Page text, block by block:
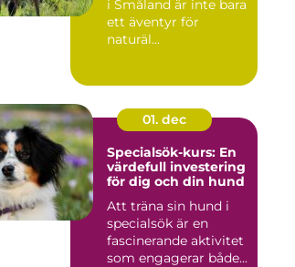
i Småland är inte bara
ett äventyr för
naturäl...
01. dec
Specialsök-kurs: En
värdefull investering
för dig och din hund
Att träna sin hund i
specialsök är en
fascinerande aktivitet
som engagerar både...